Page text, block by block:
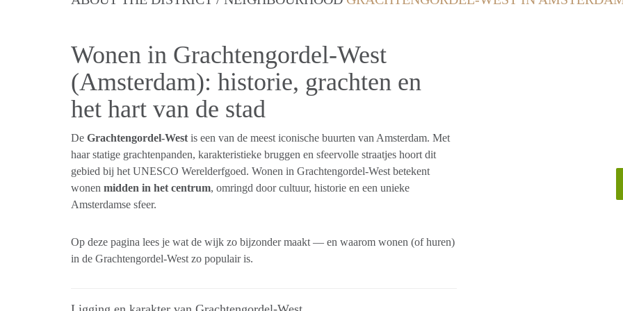
Wonen in Grachtengordel-West
(Amsterdam): historie, grachten en
het hart van de stad
De Grachtengordel-West is een van de meest iconische buurten van Amsterdam. Met
haar statige grachtenpanden, karakteristieke bruggen en sfeervolle straatjes hoort dit
gebied bij het UNESCO Werelderfgoed. Wonen in Grachtengordel-West betekent
wonen midden in het centrum, omringd door cultuur, historie en een unieke
Amsterdamse sfeer.
Op deze pagina lees je wat de wijk zo bijzonder maakt — en waarom wonen (of huren)
in de Grachtengordel-West zo populair is.